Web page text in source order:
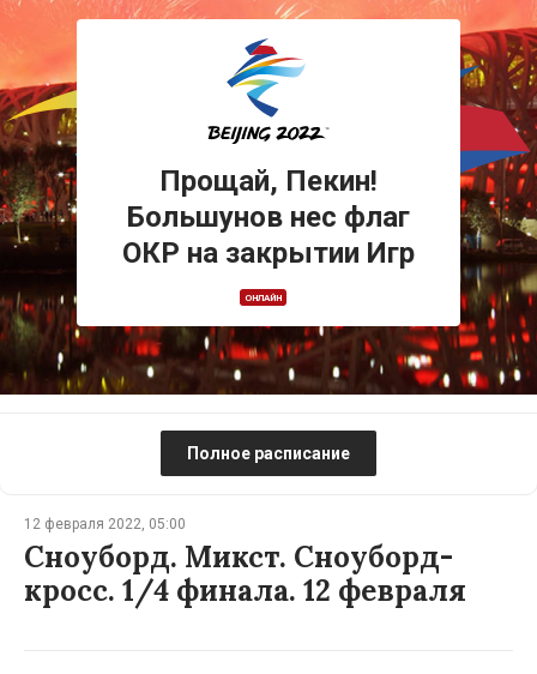
Прощай, Пекин!
Большунов нес флаг
ОКР на закрытии Игр
ОНЛАЙН
Полное расписание
12 февраля 2022, 05:00
Сноуборд. Микст. Сноуборд-
кросс. 1/4 финала. 12 февраля